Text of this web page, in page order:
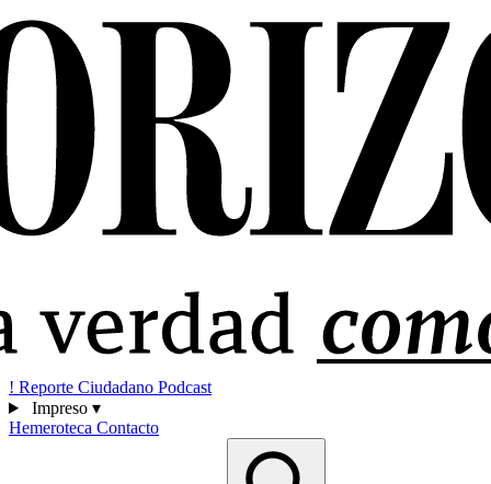
! Reporte Ciudadano Podcast
Impreso ▾
Hemeroteca Contacto